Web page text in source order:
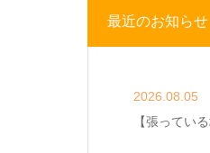
最近のお知らせ
2026.08.05
【張ってい